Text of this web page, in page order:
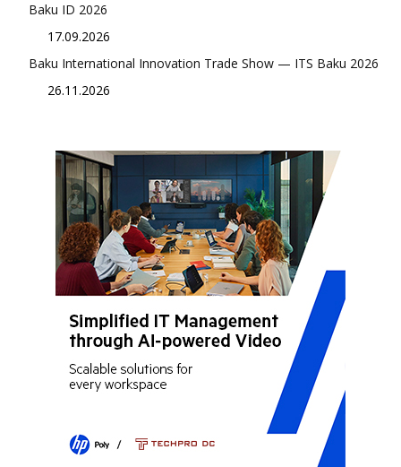
Baku ID 2026
17.09.2026
Baku International Innovation Trade Show — ITS Baku 2026
26.11.2026